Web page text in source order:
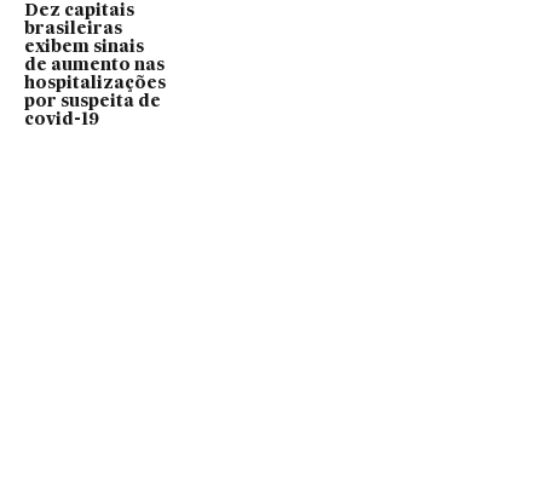
Dez capitais
brasileiras
exibem sinais
de aumento nas
hospitalizações
por suspeita de
covid-19